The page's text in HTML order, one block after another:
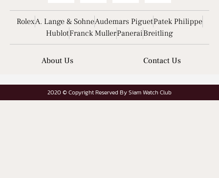
RolexA. Lange & SohneAudemars PiguetPatek Philippe
HublotFranck MullerPaneraiBreitling
About Us Contact Us
2020 © Copyright Reserved By Siam Watch Club